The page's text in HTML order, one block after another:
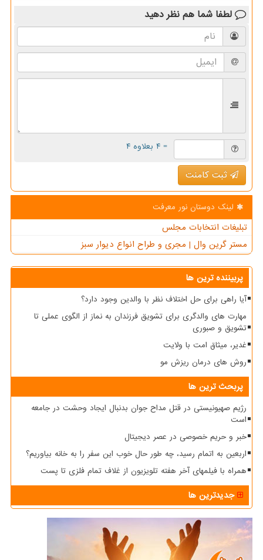
لطفا شما هم نظر دهید
= ۴ بعلاوه ۴
ثبت کامنت
لینک دوستان نور معرفت
تبلیغات انتخابات مجلس
مستر گرین وال | مجری و طراح انواع دیوار سبز
پربیننده ترین ها
آیا راهی برای حل اختلاف نظر با والدین وجود دارد؟
مهارت های والدگری برای تشویق فرزندان به نماز از الگوی عملی تا
تشویق و صبوری
غدیر، میثاق امت با ولایت
روش های درمان ریزش مو
پربحث ترین ها
رژیم صهیونیستی در قتل مداح جوان بدنبال ایجاد وحشت در جامعه
است
خبر و حریم خصوصی در عصر دیجیتال
اربعین به اتمام رسید، چه طور حال خوب این سفر را به خانه بیاوریم؟
همراه با فیلمهای آخر هفته تلویزیون از غلاف تمام فلزی تا پست
جدیدترین ها